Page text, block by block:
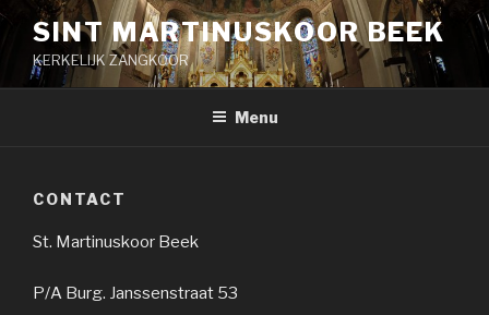
Naar
inhoud
springen
SINT MARTINUSKOOR BEEK
KERKELIJK ZANGKOOR
Menu
CONTACT
St. Martinuskoor Beek
P/A Burg. Janssenstraat 53